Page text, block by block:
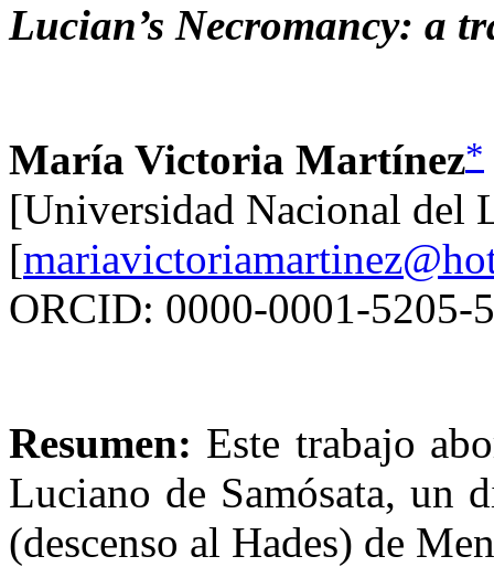
Lucian’s Necromancy: a
María Victoria Martínez*
[Universidad Nacional del
[
ORCID: 0000-0001-5205-
Resumen: Este trabajo
Luciano de Samósata, un
(descenso al Hades) de